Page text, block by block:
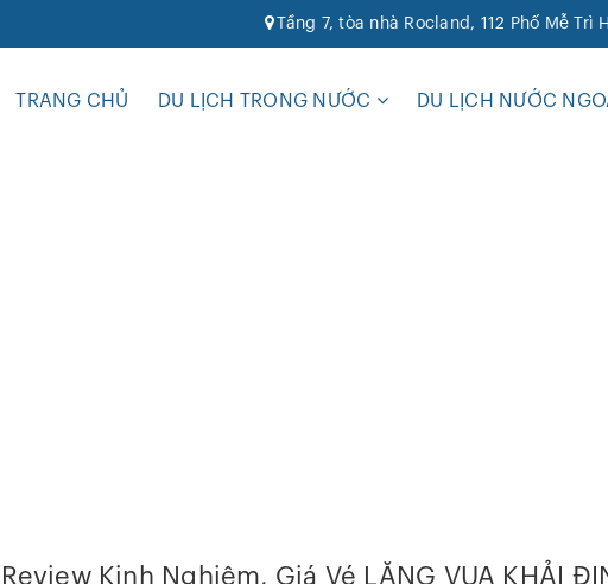
Tầng 7, tòa nhà Rocland, 112 Phố Mễ Trì
TRANG CHỦ DU LỊCH TRONG NƯỚC DU LỊCH NƯỚC
Review Kinh Nghiệm, Giá Vé LĂNG VUA KHẢI